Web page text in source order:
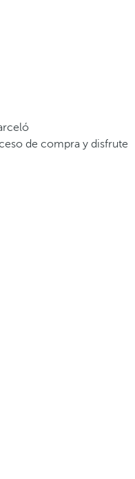
de compra y disfrute